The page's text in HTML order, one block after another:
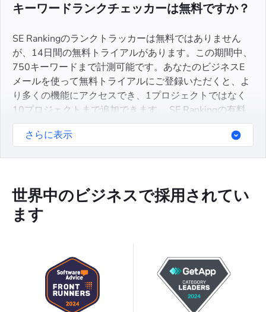
キーワードランクチェッカーは無料ですか？
SE Rankingのランクトラッカーは無料ではありません
が、14日間の無料トライアルがあります。この期間中、
750キーワードまで計測可能です。あなたのビジネスE
メールを使って無料トライアルにご登録いただくと、よ
り多くの機能にアクセスでき、1プロジェクトではなく
10プロジェクトまで追加できます。 SE Rankingの有料
サブスクリプションにご登録いただくと、30以上のSEO
ツールセットをご利用いただけます。
さらに表示
世界中のビジネスで採用されてい
ます